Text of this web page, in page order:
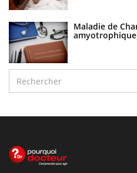
Maladie de